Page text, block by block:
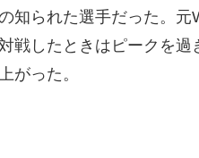
られた選手だった。元
戦したときはピークを過
がった。